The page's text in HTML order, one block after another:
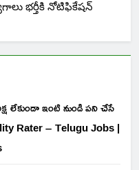
భర్తీకి నోటిఫికేషన్
లేకుండా ఇంటి నుండి పని చేసే
Rater – Telugu Jobs |